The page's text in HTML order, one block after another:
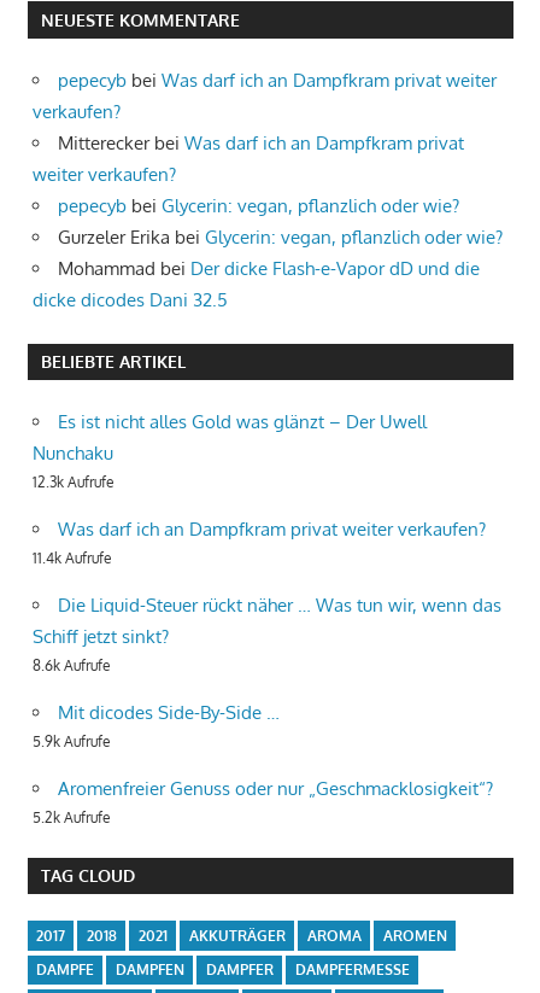
NEUESTE KOMMENTARE
pepecyb bei Was darf ich an Dampfkram privat weiter
verkaufen?
Mittereckerbei Was darf ich an Dampfkram privat
weiter verkaufen?
pepecyb bei Glycerin: vegan, pflanzlich oder wie?
Gurzeler Erika bei Glycerin: vegan, pflanzlich oder wie?
Mohammad bei Der dicke Flash-e-Vapor dD und die
dicke dicodes Dani 32.5
BELIEBTE ARTIKEL
Es ist nicht alles Gold was glänzt – Der Uwell
Nunchaku
12.3k Aufrufe
Was darf ich an Dampfkram privat weiter verkaufen?
11.4k Aufrufe
Die Liquid-Steuer rückt näher … Was tun wir, wenn das
Schiff jetzt sinkt?
8.6k Aufrufe
Mit dicodes Side-By-Side …
5.9k Aufrufe
Aromenfreier Genuss oder nur „Geschmacklosigkeit“?
5.2k Aufrufe
TAG CLOUD
2017 2018 2021 AKKUTRÄGER AROMA
AROMEN
DAMPFE
DAMPFEN DAMPFER
DAMPFERMESSE